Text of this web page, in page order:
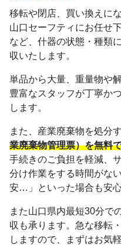
移転や閉店、買い換えに
山口セーフティにお任せ
など、什器の状態・種類
収いたします。
単品から大量、重量物や
豊富なスタッフが丁寧か
します。
また、産業廃棄物を処分
業廃棄物管理票）を無料
手続きのご負担を軽減、
分け作業をする時間がな
安…」といった場合も安
また山口県内最短30分で
収も承ります。急な移転
しますので、まずはお気